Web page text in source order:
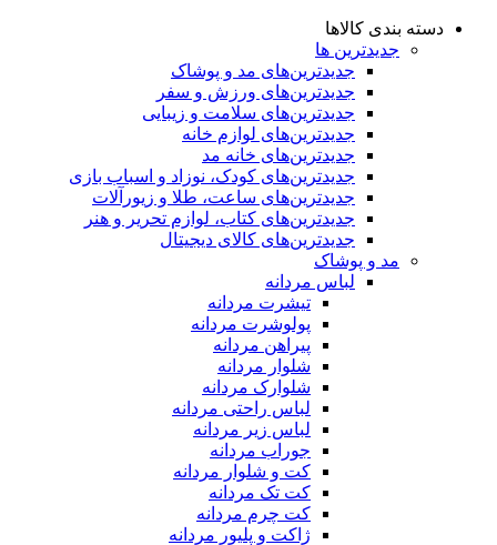
دسته بندی کالاها
جدیدترین ها
جدید‌ترین‌های مد و پوشاک
جدید‌ترین‌های ورزش و سفر
جدید‌ترین‌های سلامت و زیبایی
جدید‌ترین‌های لوازم خانه
جدیدترین‌های خانه مد
جدید‌ترین‌های کودک، نوزاد و اسباب بازی
جدید‌ترین‌های ساعت، طلا و زیورآلات
جدید‌ترین‌های کتاب، لوازم تحریر و هنر
جدید‌ترین‌های کالای دیجیتال
مد و پوشاک
لباس مردانه
تیشرت مردانه
پولوشرت مردانه
پیراهن مردانه
شلوار مردانه
شلوارک مردانه
لباس راحتی مردانه
لباس زیر مردانه
جوراب مردانه
کت و شلوار مردانه
کت تک مردانه
کت چرم مردانه
ژاکت و پلیور مردانه